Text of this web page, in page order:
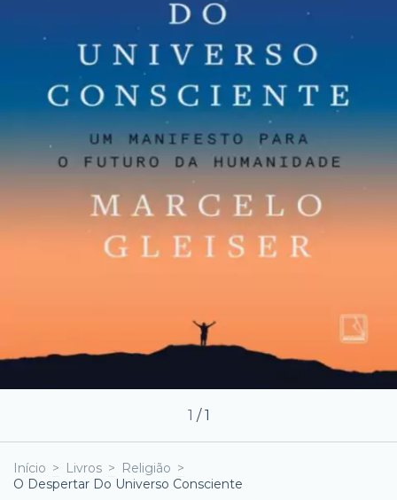
1 /1
Início > Livros > Religião >
O Despertar Do Universo Consciente